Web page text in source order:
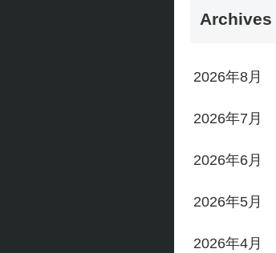
Archives
2026年8月
2026年7月
2026年6月
2026年5月
2026年4月